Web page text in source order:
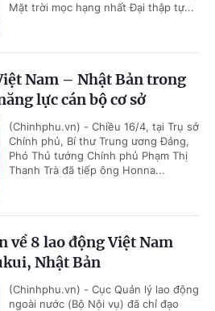
Mặt trời mọc hạng nhất Đại thập tự...
Nam – Nhật Bản trong
lực cán bộ cơ sở
(Chinhphu.vn) - Chiều 16/4, tại Trụ sở
Chính phủ, Bí thư Trung ương Đảng,
Phó Thủ tướng Chính phủ Phạm Thị
Thanh Trà đã tiếp ông Honna...
về 8 lao động Việt Nam
Nhật Bản
(Chinhphu.vn) - Cục Quản lý lao động
ngoài nước (Bộ Nội vụ) đã chỉ đạo